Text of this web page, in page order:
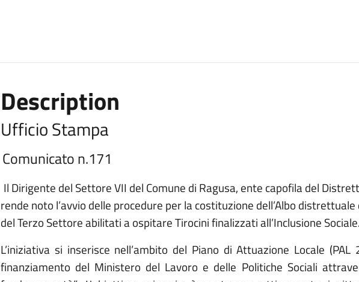
Description
Ufficio Stampa
Comunicato n.171
Il Dirigente del Settore VII del Comune di Ragusa, ente capofila del
rende noto l’avvio delle procedure per la costituzione dell’Albo
del Terzo Settore abilitati a ospitare Tirocini finalizzati all’Inclusione Sociale.
L’iniziativa si inserisce nell’ambito del Piano di Attuazione Locale
finanziamento del Ministero del Lavoro e delle Politiche Sociali